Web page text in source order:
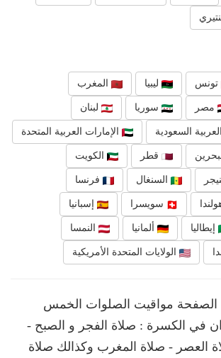
تونس ليبيا المغرب
مصر سوريا لبنان
العربية السعودية الإمارات العربية المتحدة
قطر الكويت
السنغال فرنسا
سويسرا إسبانيا
إيطاليا ألمانيا النمسا
الولايات المتحدة الأمريكية
مواقيت الصلوات الخمس
في الكسرة : صلاة الفجر و الصبح -
العصر - صلاة المغرب وكذالك صلاة